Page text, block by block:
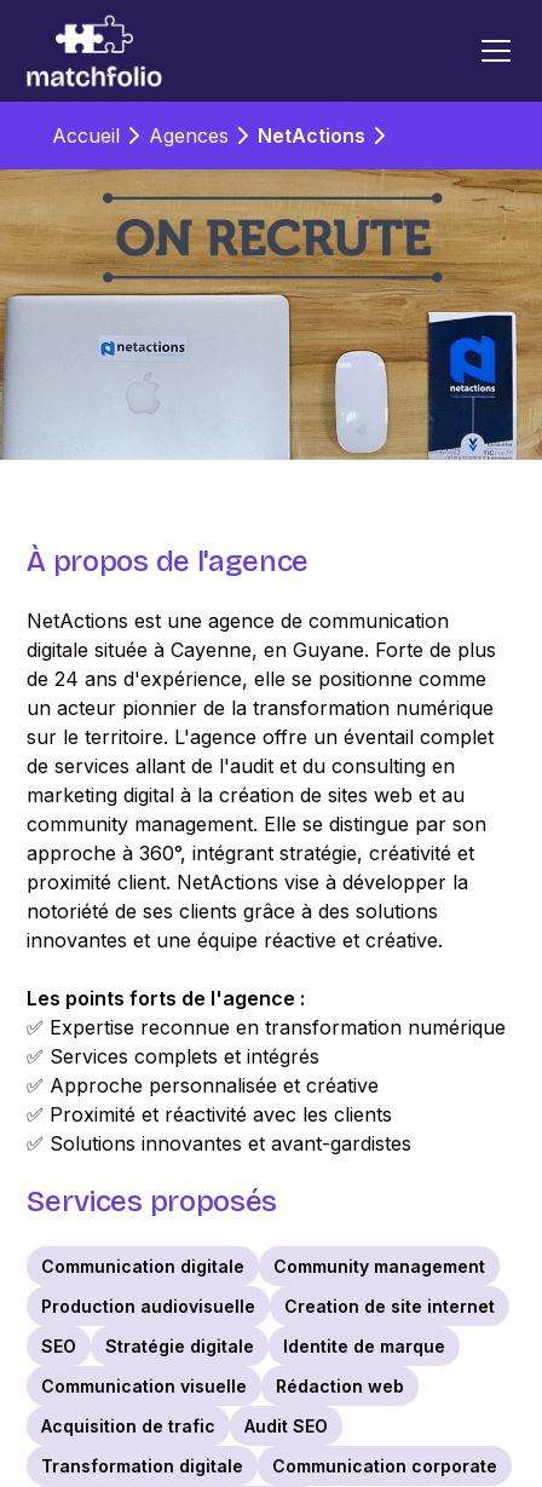
Accueil Agences NetActions
À propos de l'agence
NetActions est une agence de communication
digitale située à Cayenne, en Guyane. Forte de plus
de 24 ans d'expérience, elle se positionne comme
un acteur pionnier de la transformation numérique
sur le territoire. L'agence offre un éventail complet
de services allant de l'audit et du consulting en
marketing digital à la création de sites web et au
community management. Elle se distingue par son
approche à 360°, intégrant stratégie, créativité et
proximité client. NetActions vise à développer la
notoriété de ses clients grâce à des solutions
innovantes et une équipe réactive et créative.
Les points forts de l'agence :
✅ Expertise reconnue en transformation numérique
✅ Services complets et intégrés
✅ Approche personnalisée et créative
✅ Proximité et réactivité avec les clients
✅ Solutions innovantes et avant-gardistes
Services proposés
Communication digitale
Community management
Production audiovisuelle
Creation de site internet
SEO
Stratégie digitale
Identite de marque
Communication visuelle
Rédaction web
Acquisition de trafic
Audit SEO
Transformation digitale
Communication corporate